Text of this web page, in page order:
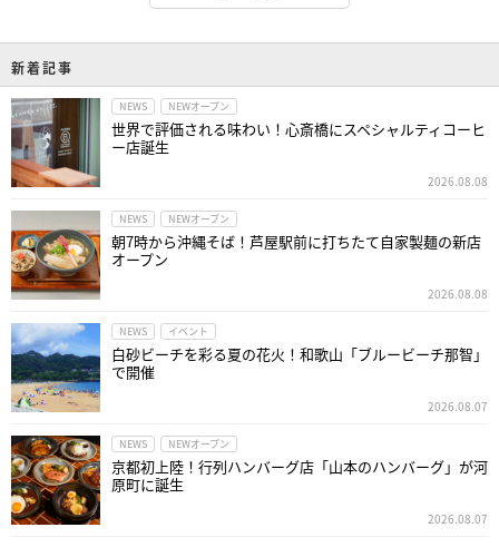
新着記事
NEWS NEWオープン
世界で評価される味わい！心斎橋にスペシャルティコーヒ
ー店誕生
2026.08.08
NEWS NEWオープン
朝7時から沖縄そば！芦屋駅前に打ちたて自家製麺の新店
オープン
2026.08.08
NEWS イベント
白砂ビーチを彩る夏の花火！和歌山「ブルービーチ那智」
で開催
2026.08.07
NEWS NEWオープン
京都初上陸！行列ハンバーグ店「山本のハンバーグ」が河
原町に誕生
2026.08.07